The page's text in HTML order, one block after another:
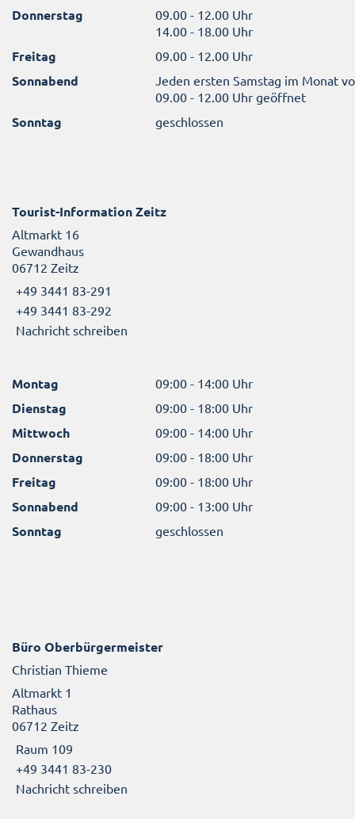
Donnerstag
09.00 - 12.00 Uhr
14.00 - 18.00 Uhr
Freitag 09.00 - 12.00 Uhr
Sonnabend
Jeden ersten Samstag im Monat
09.00 - 12.00 Uhr geöffnet
Sonntag geschlossen
Tourist-Information Zeitz
Altmarkt 16
Gewandhaus
06712 Zeitz
+49 3441 83-291
+49 3441 83-292
Nachricht schreiben
Montag 09:00 - 14:00 Uhr
Dienstag 09:00 - 18:00 Uhr
Mittwoch 09:00 - 14:00 Uhr
Donnerstag 09:00 - 18:00 Uhr
Freitag 09:00 - 18:00 Uhr
Sonnabend 09:00 - 13:00 Uhr
Sonntag geschlossen
Büro Oberbürgermeister
Christian Thieme
Altmarkt 1
Rathaus
06712 Zeitz
Raum 109
+49 3441 83-230
Nachricht schreiben